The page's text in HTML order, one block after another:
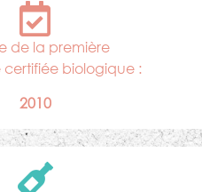
de la première
biologique :
2010